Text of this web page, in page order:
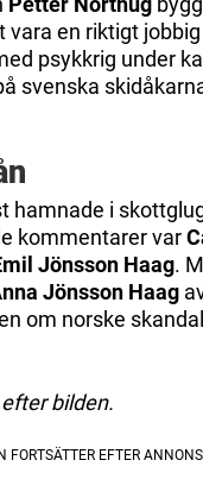
vara en riktigt
psykkrig under
svenska
hamnade i
kommentarer var
Jönsson Haag.
Jönsson Haag
om norske
bilden.